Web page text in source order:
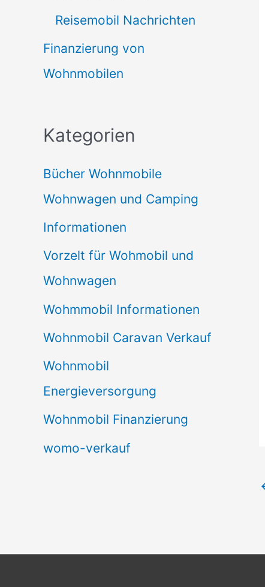
Reisemobil Nachrichten
Finanzierung von
Wohnmobilen
Kategorien
Bücher Wohnmobile
Wohnwagen und Camping
Informationen
Vorzelt für Wohmobil und
Wohnwagen
Wohmmobil Informationen
Wohnmobil Caravan Verkauf
Wohnmobil
Energieversorgung
Wohnmobil Finanzierung
womo-verkauf